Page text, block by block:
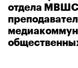
отдела